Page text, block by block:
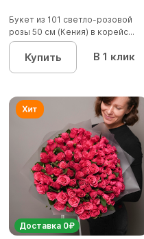
Букет из 101 светло-розовой
розы 50 см (Кения) в корейс...
Купить В 1 клик
Доставка 0₽